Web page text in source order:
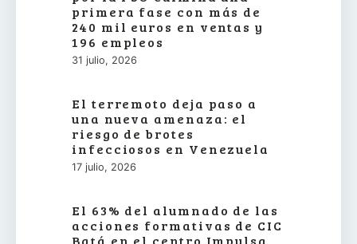
primera fase con más de
240 mil euros en ventas y
196 empleos
31 julio, 2026
El terremoto deja paso a
una nueva amenaza: el
riesgo de brotes
infecciosos en Venezuela
17 julio, 2026
El 63% del alumnado de las
acciones formativas de CIC
Batá en el centro Impulsa